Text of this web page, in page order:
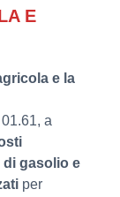
E
e la
a
di gasolio e
per